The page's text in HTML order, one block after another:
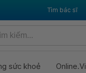
Tìm bác sĩ
sức khoẻ